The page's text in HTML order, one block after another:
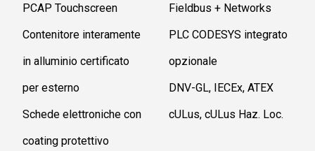
PCAP Touchscreen
Contenitore interamente
in alluminio certificato
per esterno
Schede elettroniche con
coating protettivo
Fieldbus + Networks
PLC CODESYS integrato
opzionale
DNV-GL, IECEx, ATEX
cULus, cULus Haz. Loc.